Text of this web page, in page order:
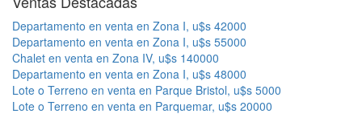
Departamento en venta en Zona I, u$s 42000
Departamento en venta en Zona I, u$s 55000
Chalet en venta en Zona IV, u$s 140000
Departamento en venta en Zona I, u$s 48000
Lote o Terreno en venta en Parque Bristol, u$s 5000
Lote o Terreno en venta en Parquemar, u$s 20000